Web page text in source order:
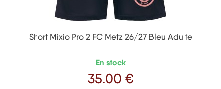
Short Mixio Pro 2 FC Metz 26/27 Bleu Adulte
En stock
Prix
35.00 €